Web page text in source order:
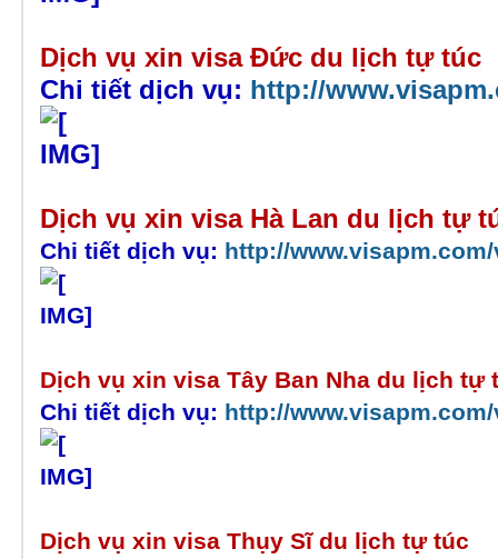
Dịch vụ xin visa Đức du lịch tự túc
Chi tiết dịch vụ: http://
Dịch vụ xin visa Hà Lan du lịch tự
Chi tiết dịch vụ: http://
Dịch vụ xin visa Tây Ban Nha du lịch tự
Chi tiết dịch vụ: http://
Dịch vụ xin visa Thụy Sĩ du lịch tự túc